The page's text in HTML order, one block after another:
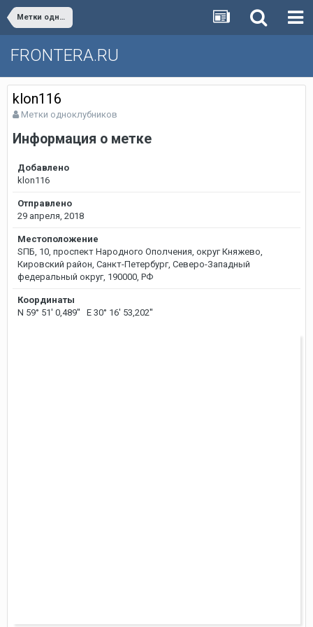
Метки одноклубников
FRONTERA.RU
klon116
Метки одноклубников
Информация о метке
Добавлено
klon116
Отправлено
29 апреля, 2018
Местоположение
SПБ, 10, проспект Народного Ополчения, округ Княжево,
Кировский район, Санкт-Петербург, Северо-Западный
федеральный округ, 190000, РФ
Координаты
N 59° 51' 0,489'' E 30° 16' 53,202''